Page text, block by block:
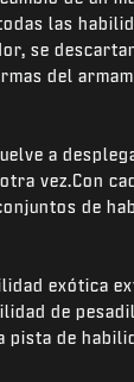
las
se
del
a
vez.Con
de
exótica
de
pista de